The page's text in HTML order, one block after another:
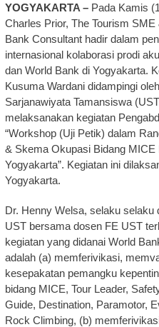
YOGYAKARTA –Pada Kamis
Charles Prior, The Tourism
Bank Consultant hadir dalam
internasional kolaborasi prodi
dan World Bank di Yogyakarta.
Kusuma Wardani didampingi
Sarjanawiyata Tamansiswa
melaksanakan kegiatan
“Workshop (Uji Petik) dalam
& Skema Okupasi Bidang MICE
Yogyakarta”. Kegiatan ini
Yogyakarta.
Dr. Henny Welsa, selaku
UST bersama dosen FE UST
kegiatan yang didanai World
adalah (a) memferivikasi,
kesepakatan pemangku
bidang MICE, Tour Leader,
Guide, Destination, Paramotor,
Rock Climbing, (b)